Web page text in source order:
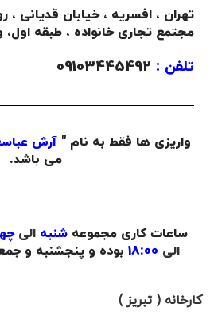
تهران ، افسریه ، خیابان قدیانی ،
مجتمع تجاری خانواده ، طبقه اول،
تلفن :
واریزی ها فقط به نام " آرش
می باشد.
ساعات کاری مجموعه شنبه الی
الی
بوده و پنجشنبه و
کارخانه ( تبریز )